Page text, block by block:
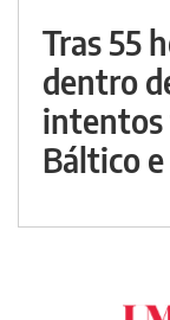
Tras 55
dentro
intentos
Báltico